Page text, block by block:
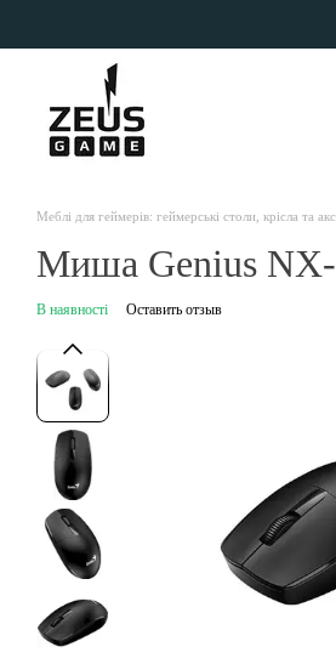
Меблі для геймерів: геймерські столи, крісла та
Миша Genius
В наявності Оставить отзыв